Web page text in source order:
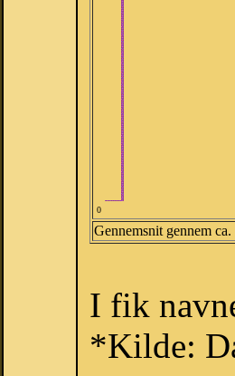
0
Gennemsnit gennem
I fik
*Kilde: